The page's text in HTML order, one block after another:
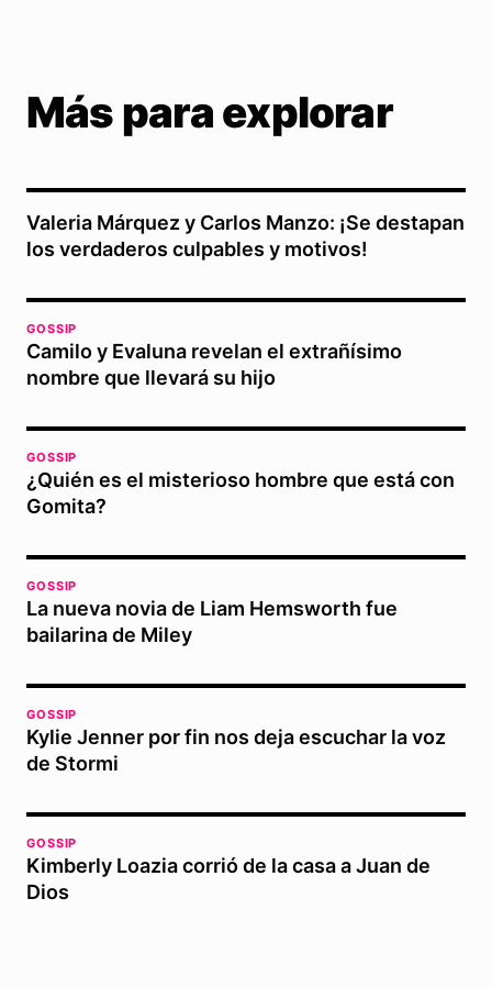
Más para explorar
Valeria Márquez y Carlos Manzo: ¡Se destapan
los verdaderos culpables y motivos!
GOSSIP
Camilo y Evaluna revelan el extrañísimo
nombre que llevará su hijo
GOSSIP
¿Quién es el misterioso hombre que está con
Gomita?
GOSSIP
La nueva novia de Liam Hemsworth fue
bailarina de Miley
GOSSIP
Kylie Jenner por fin nos deja escuchar la voz
de Stormi
GOSSIP
Kimberly Loazia corrió de la casa a Juan de
Dios